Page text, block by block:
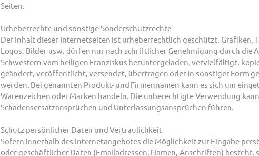
Seiten.
Urheberrechte und sonstige Sonderschutzrechte
Der Inhalt dieser Internetseiten ist urheberrechtlich geschützt. Grafiken,
Logos, Bilder usw. dürfen nur nach schriftlicher Genehmigung durch die
Schwestern vom heiligen Franziskus heruntergeladen, vervielfältigt,
geändert, veröffentlicht, versendet, übertragen oder in sonstiger Form
werden. Bei genannten Produkt- und Firmennamen kann es sich um
Warenzeichen oder Marken handeln. Die unberechtigte Verwendung
Schadensersatzansprüchen und Unterlassungsansprüchen führen.
Schutz persönlicher Daten und Vertraulichkeit
Sofern innerhalb des Internetangebotes die Möglichkeit zur Eingabe
oder geschäftlicher Daten (Emailadressen, Namen, Anschriften) besteht,